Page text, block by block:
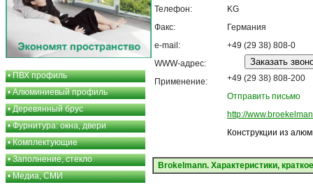
•ПВХ профиль
•Алюминиевый профиль
•Деревянный брус
•Фурнитура: окна, двери
•Комплектующие
•Заполнение, стекло
•Медиа, СМИ
Телефон:
Факс:
e-mail:
WWW-адрес:
Применение:
KG
Германия
+49 (29 38) 808-0
+49 (29 38) 808-200
Отправить письмо
http://
Конструкции из
Brokelmann. Характеристики,